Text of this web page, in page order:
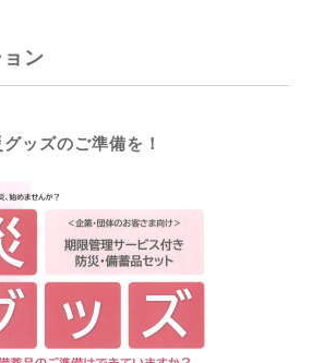
ン
ッズのご準備を！